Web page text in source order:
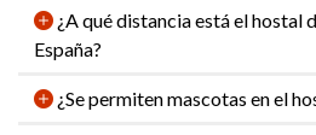
¿A qué distancia está el hostal
España?
¿Se permiten mascotas en el